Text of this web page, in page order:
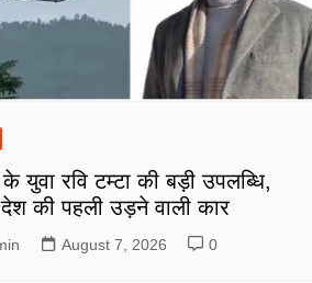
युवा रवि टम्टा की बड़ी उपलब्धि,
देश की पहली उड़ने वाली कार
August 7, 2026 0